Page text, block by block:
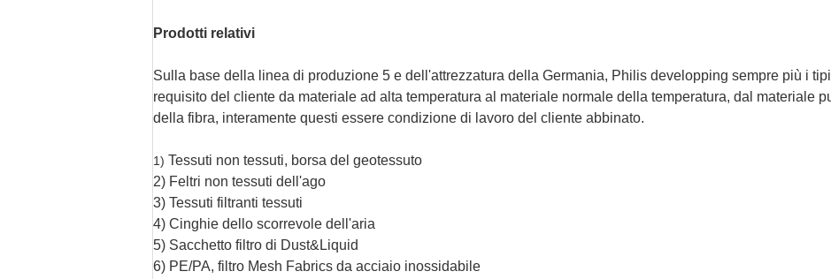
Prodotti relativi
Sulla base della linea di produzione 5 e dell'attrezzatura della Germania, Philis developping sempre più i
requisito del cliente da materiale ad alta temperatura al materiale normale della temperatura, dal materiale
della fibra, interamente questi essere condizione di lavoro del cliente abbinato.
1) Tessuti non tessuti, borsa del geotessuto
2) Feltri non tessuti dell'ago
3) Tessuti filtranti tessuti
4) Cinghie dello scorrevole dell'aria
5) Sacchetto filtro di Dust&Liquid
6) PE/PA, filtro Mesh Fabrics da acciaio inossidabile